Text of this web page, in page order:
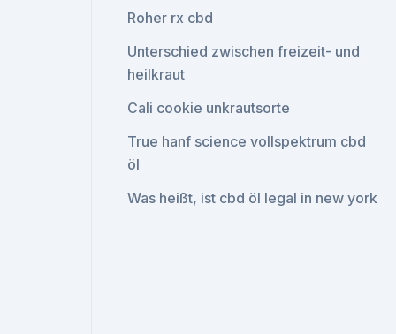
Roher rx cbd
Unterschied zwischen freizeit- und
heilkraut
Cali cookie unkrautsorte
True hanf science vollspektrum cbd
öl
Was heißt, ist cbd öl legal in new york